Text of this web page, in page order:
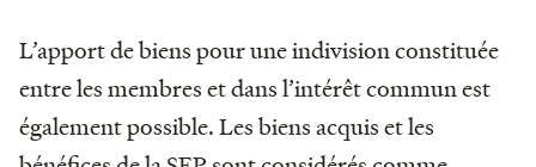
L’apport de biens pour une indivision constituée
entre les membres et dans l’intérêt commun est
également possible. Les biens acquis et les